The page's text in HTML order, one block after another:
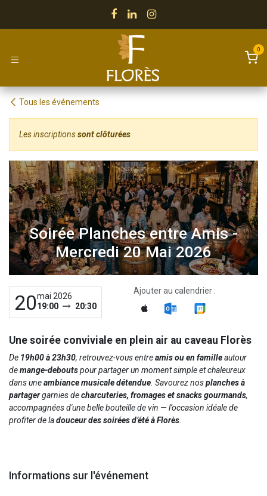
0
Tous les événements
Les inscriptionssont clôturées
Soirée Planches entre Amis -
Mercredi 20 Mai 2026
20mai 2026
19:00
20:30
Ajouter au calendrier :
Une soirée conviviale en plein air au caveau Florès
De 19h00 à 23h30, retrouvez-vous entreamis ou en familleautour
demange-deboutspour partager un moment simple et chaleureux
dans uneambiance musicale détendue. Savourez nosplanches à
partagergarnies decharcuteries, fromages et snacks gourmands,
accompagnées d'une belle bouteille de vin — l’occasion idéale de
profiter de ladouceur des soirées d’été à Florès.
Informations sur l'événement